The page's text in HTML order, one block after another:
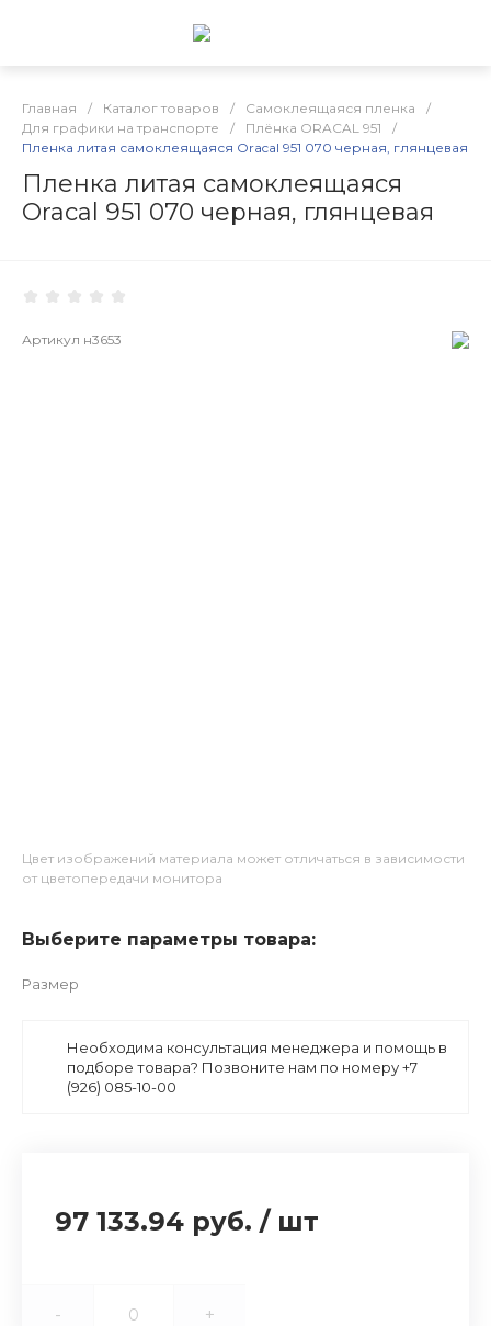
Главная / Каталог товаров / Самоклеящаяся пленка
/
Для графики на транспорте
/ Плёнка ORACAL 951
/
Пленка литая самоклеящаяся Oracal 951 070 черная, глянцевая
Пленка литая самоклеящаяся
Oracal 951 070 черная, глянцевая
Артикул н3653
Цвет изображений материала может отличаться в зависимости
от цветопередачи монитора
Выберите параметры товара:
Размер
Необходима консультация менеджера и помощь в
подборе товара? Позвоните нам по номеру +7
(926) 085-10-00
97 133.94 руб. / шт
- +